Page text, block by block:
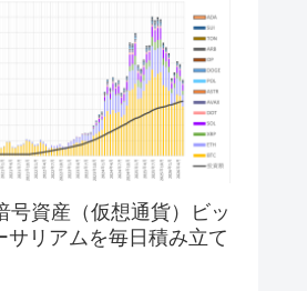
号資産（仮想通貨）ビッ
サリアムを毎日積み立て